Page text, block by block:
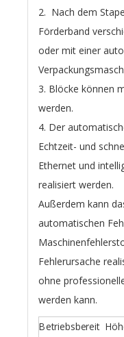
2. Nach dem
Förderband
oder mit einer
3. Blöcke können
werden.
4. Der
Echtzeit- und
Ethernet und
realisiert werden.
Außerdem kann
automatischen
Fehlerursache
ohne
werden kann.
Betriebsbereit